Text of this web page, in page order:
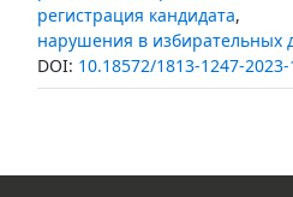
регистрация кандидата,
нарушения в избирательных
DOI: 10.18572/1813-1247-